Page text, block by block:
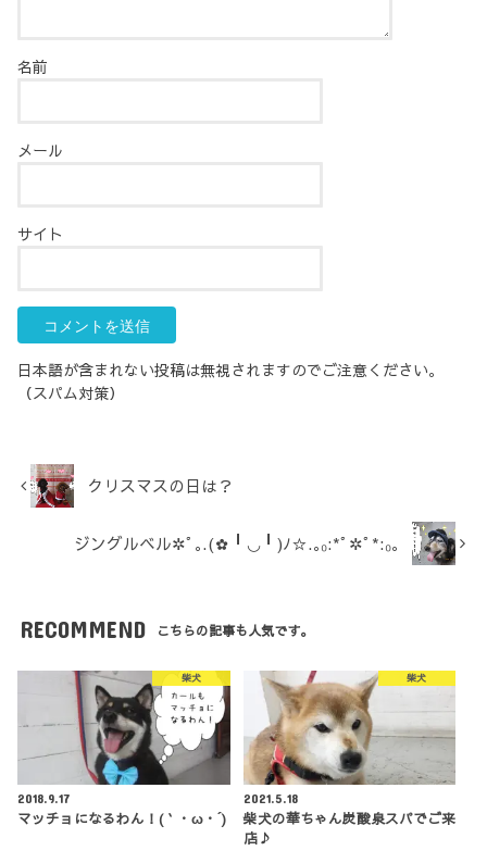
名前
メール
サイト
日本語が含まれない投稿は無視されますのでご注意ください。
（スパム対策）
クリスマスの日は？
ジングルベル✲ﾟ｡.(✿╹◡╹)ﾉ☆.｡₀:*ﾟ✲ﾟ*:₀｡
RECOMMEND こちらの記事も人気です。
柴犬
2018.9.17
マッチョになるわん！(｀・ω・´)
柴犬
2021.5.18
柴犬の華ちゃん炭酸泉スパでご来
店♪